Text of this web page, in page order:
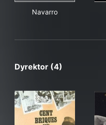
Navarro
Dyrektor (4)